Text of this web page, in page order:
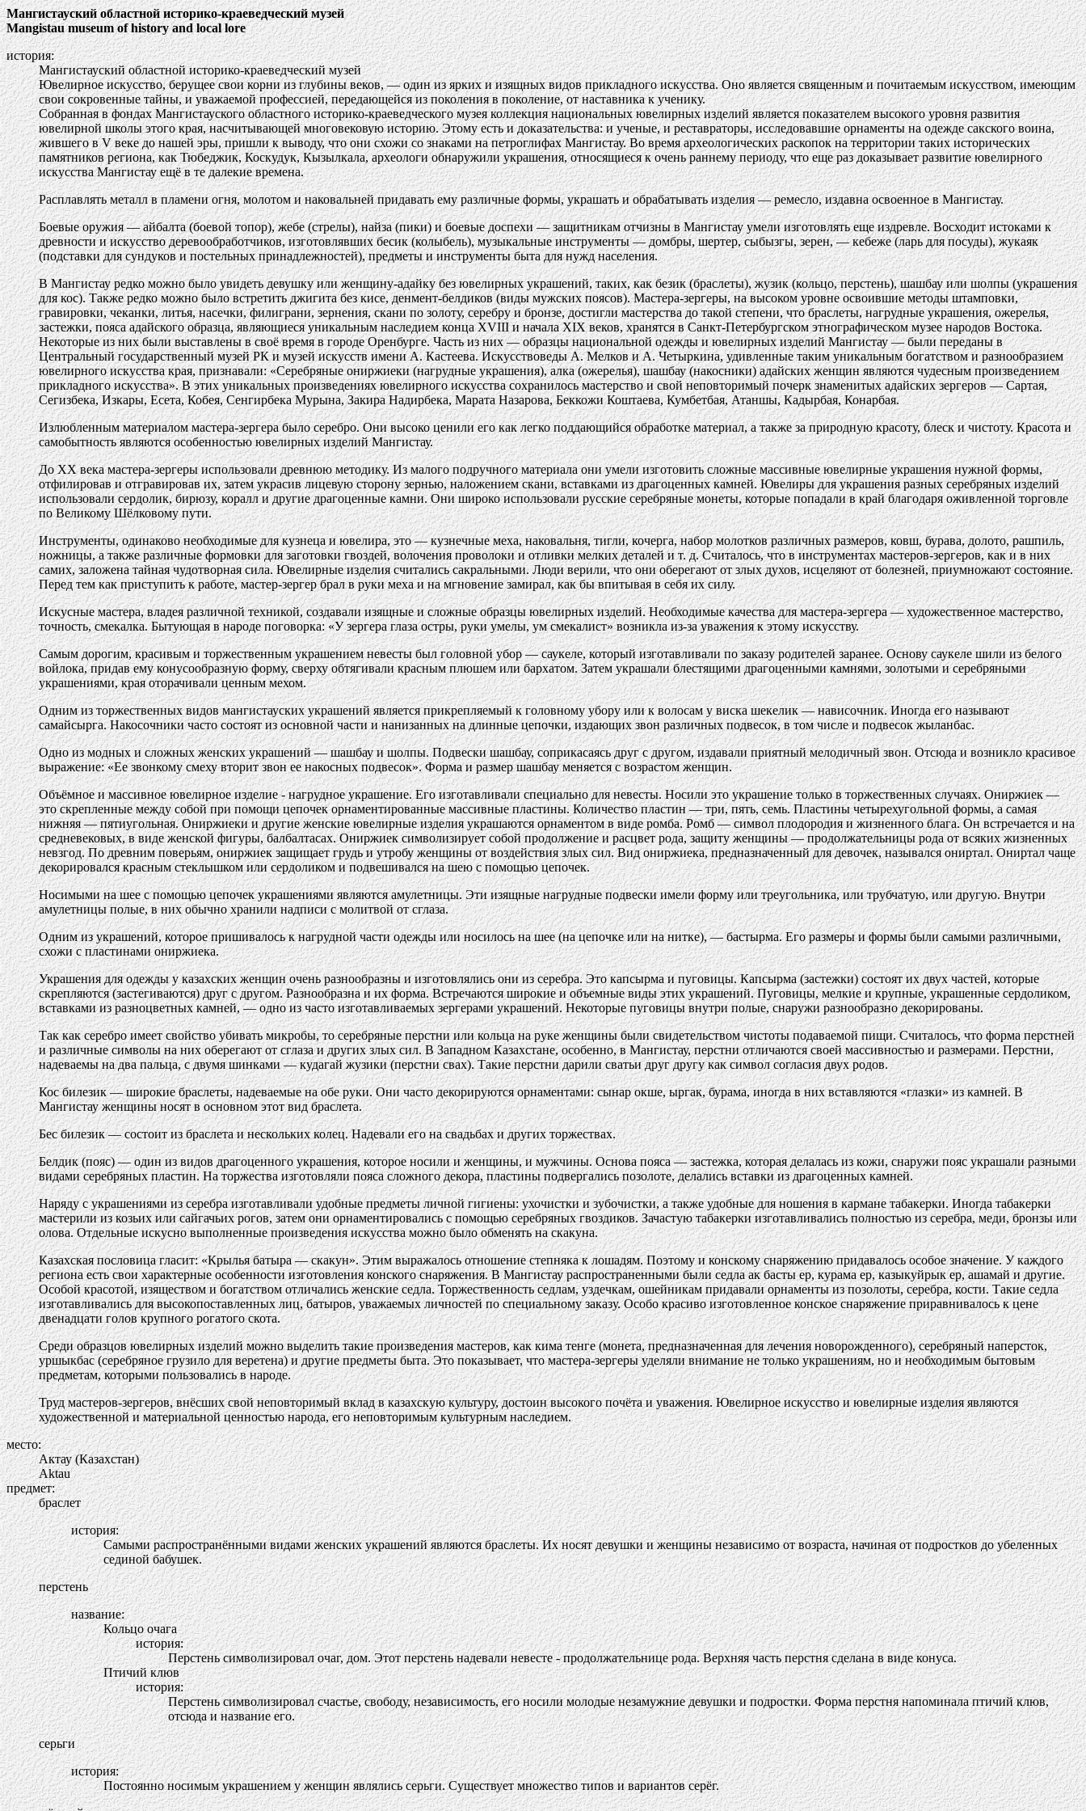
Мангистауский областной историко-краеведческий музей
Mangistau museum of history and local lore
история:
Мангистауский областной историко-краеведческий музей
Ювелирное искусство, берущее свои корни из глубины веков, — один из ярких и изящных видов прикладного искусства. Оно является священным и почитаемым искусством, имеющим
свои сокровенные тайны, и уважаемой профессией, передающейся из поколения в поколение, от наставника к ученику.
Собранная в фондах Мангистауского областного историко-краеведческого музея коллекция национальных ювелирных изделий является показателем высокого уровня развития
ювелирной школы этого края, насчитывающей многовековую историю. Этому есть и доказательства: и ученые, и реставраторы, исследовавшие орнаменты на одежде сакского воина,
жившего в V веке до нашей эры, пришли к выводу, что они схожи со знаками на петроглифах Мангистау. Во время археологических раскопок на территории таких исторических
памятников региона, как Тюбеджик, Коскудук, Кызылкала, археологи обнаружили украшения, относящиеся к очень раннему периоду, что еще раз доказывает развитие ювелирного
искусства Мангистау ещё в те далекие времена.
Расплавлять металл в пламени огня, молотом и наковальней придавать ему различные формы, украшать и обрабатывать изделия — ремесло, издавна освоенное в Мангистау.
Боевые оружия — айбалта (боевой топор), жебе (стрелы), найза (пики) и боевые доспехи — защитникам отчизны в Мангистау умели изготовлять еще издревле. Восходит истоками к
древности и искусство деревообработчиков, изготовлявших бесик (колыбель), музыкальные инструменты — домбры, шертер, сыбызгы, зерен, — кебеже (ларь для посуды), жукаяк
(подставки для сундуков и постельных принадлежностей), предметы и инструменты быта для нужд населения.
В Мангистау редко можно было увидеть девушку или женщину-адайку без ювелирных украшений, таких, как безик (браслеты), жузик (кольцо, перстень), шашбау или шолпы (украшения
для кос). Также редко можно было встретить джигита без кисе, денмент-белдиков (виды мужских поясов). Мастера-зергеры, на высоком уровне освоившие методы штамповки,
гравировки, чеканки, литья, насечки, филиграни, зернения, скани по золоту, серебру и бронзе, достигли мастерства до такой степени, что браслеты, нагрудные украшения, ожерелья,
застежки, пояса адайского образца, являющиеся уникальным наследием конца XVIII и начала XIX веков, хранятся в Санкт-Петербургском этнографическом музее народов Востока.
Некоторые из них были выставлены в своё время в городе Оренбурге. Часть из них — образцы национальной одежды и ювелирных изделий Мангистау — были переданы в
Центральный государственный музей РК и музей искусств имени А. Кастеева. Искусствоведы А. Мелков и А. Четыркина, удивленные таким уникальным богатством и разнообразием
ювелирного искусства края, признавали: «Серебряные ониржиеки (нагрудные украшения), алка (ожерелья), шашбау (накосники) адайских женщин являются чудесным произведением
прикладного искусства». В этих уникальных произведениях ювелирного искусства сохранилось мастерство и свой неповторимый почерк знаменитых адайских зергеров — Сартая,
Сегизбека, Изкары, Есета, Кобея, Сенгирбека Мурына, Закира Надирбека, Марата Назарова, Беккожи Коштаева, Кумбетбая, Атаншы, Кадырбая, Конарбая.
Излюбленным материалом мастера-зергера было серебро. Они высоко ценили его как легко поддающийся обработке материал, а также за природную красоту, блеск и чистоту. Красота и
самобытность являются особенностью ювелирных изделий Мангистау.
До XX века мастера-зергеры использовали древнюю методику. Из малого подручного материала они умели изготовить сложные массивные ювелирные украшения нужной формы,
отфилировав и отгравировав их, затем украсив лицевую сторону зернью, наложением скани, вставками из драгоценных камней. Ювелиры для украшения разных серебряных изделий
использовали сердолик, бирюзу, коралл и другие драгоценные камни. Они широко использовали русские серебряные монеты, которые попадали в край благодаря оживленной торговле
по Великому Шёлковому пути.
Инструменты, одинаково необходимые для кузнеца и ювелира, это — кузнечные меха, наковальня, тигли, кочерга, набор молотков различных размеров, ковш, бурава, долото, рашпиль,
ножницы, а также различные формовки для заготовки гвоздей, волочения проволоки и отливки мелких деталей и т. д. Считалось, что в инструментах мастеров-зергеров, как и в них
самих, заложена тайная чудотворная сила. Ювелирные изделия считались сакральными. Люди верили, что они оберегают от злых духов, исцеляют от болезней, приумножают состояние.
Перед тем как приступить к работе, мастер-зергер брал в руки меха и на мгновение замирал, как бы впитывая в себя их силу.
Искусные мастера, владея различной техникой, создавали изящные и сложные образцы ювелирных изделий. Необходимые качества для мастера-зергера — художественное мастерство,
точность, смекалка. Бытующая в народе поговорка: «У зергера глаза остры, руки умелы, ум смекалист» возникла из-за уважения к этому искусству.
Самым дорогим, красивым и торжественным украшением невесты был головной убор — саукеле, который изготавливали по заказу родителей заранее. Основу саукеле шили из белого
войлока, придав ему конусообразную форму, сверху обтягивали красным плюшем или бархатом. Затем украшали блестящими драгоценными камнями, золотыми и серебряными
украшениями, края оторачивали ценным мехом.
Одним из торжественных видов мангистауских украшений является прикрепляемый к головному убору или к волосам у виска шекелик — нависочник. Иногда его называют
самайсырга. Накосочники часто состоят из основной части и нанизанных на длинные цепочки, издающих звон различных подвесок, в том числе и подвесок жыланбас.
Одно из модных и сложных женских украшений — шашбау и шолпы. Подвески шашбау, соприкасаясь друг с другом, издавали приятный мелодичный звон. Отсюда и возникло красивое
выражение: «Ее звонкому смеху вторит звон ее накосных подвесок». Форма и размер шашбау меняется с возрастом женщин.
Объёмное и массивное ювелирное изделие - нагрудное украшение. Его изготавливали специально для невесты. Носили это украшение только в торжественных случаях. Ониржиек —
это скрепленные между собой при помощи цепочек орнаментированные массивные пластины. Количество пластин — три, пять, семь. Пластины четырехугольной формы, а самая
нижняя — пятиугольная. Ониржиеки и другие женские ювелирные изделия украшаются орнаментом в виде ромба. Ромб — символ плодородия и жизненного блага. Он встречается и на
средневековых, в виде женской фигуры, балбалтасах. Ониржиек символизирует собой продолжение и расцвет рода, защиту женщины — продолжательницы рода от всяких жизненных
невзгод. По древним поверьям, ониржиек защищает грудь и утробу женщины от воздействия злых сил. Вид ониржиека, предназначенный для девочек, назывался ониртал. Ониртал чаще
декорировался красным стеклышком или сердоликом и подвешивался на шею с помощью цепочек.
Носимыми на шее с помощью цепочек украшениями являются амулетницы. Эти изящные нагрудные подвески имели форму или треугольника, или трубчатую, или другую. Внутри
амулетницы полые, в них обычно хранили надписи с молитвой от сглаза.
Одним из украшений, которое пришивалось к нагрудной части одежды или носилось на шее (на цепочке или на нитке), — бастырма. Его размеры и формы были самыми различными,
схожи с пластинами ониржиека.
Украшения для одежды у казахских женщин очень разнообразны и изготовлялись они из серебра. Это капсырма и пуговицы. Капсырма (застежки) состоят их двух частей, которые
скрепляются (застегиваются) друг с другом. Разнообразна и их форма. Встречаются широкие и объемные виды этих украшений. Пуговицы, мелкие и крупные, украшенные сердоликом,
вставками из разноцветных камней, — одно из часто изготавливаемых зергерами украшений. Некоторые пуговицы внутри полые, снаружи разнообразно декорированы.
Так как серебро имеет свойство убивать микробы, то серебряные перстни или кольца на руке женщины были свидетельством чистоты подаваемой пищи. Считалось, что форма перстней
и различные символы на них оберегают от сглаза и других злых сил. В Западном Казахстане, особенно, в Мангистау, перстни отличаются своей массивностью и размерами. Перстни,
надеваемы на два пальца, с двумя шинками — кудагай жузики (перстни свах). Такие перстни дарили сватьи друг другу как символ согласия двух родов.
Кос билезик — широкие браслеты, надеваемые на обе руки. Они часто декорируются орнаментами: сынар окше, ыргак, бурама, иногда в них вставляются «глазки» из камней. В
Мангистау женщины носят в основном этот вид браслета.
Бес билезик — состоит из браслета и нескольких колец. Надевали его на свадьбах и других торжествах.
Белдик (пояс) — один из видов драгоценного украшения, которое носили и женщины, и мужчины. Основа пояса — застежка, которая делалась из кожи, снаружи пояс украшали разными
видами серебряных пластин. На торжества изготовляли пояса сложного декора, пластины подвергались позолоте, делались вставки из драгоценных камней.
Наряду с украшениями из серебра изготавливали удобные предметы личной гигиены: ухочистки и зубочистки, а также удобные для ношения в кармане табакерки. Иногда табакерки
мастерили из козьих или сайгачьих рогов, затем они орнаментировались с помощью серебряных гвоздиков. Зачастую табакерки изготавливались полностью из серебра, меди, бронзы или
олова. Отдельные искусно выполненные произведения искусства можно было обменять на скакуна.
Казахская пословица гласит: «Крылья батыра — скакун». Этим выражалось отношение степняка к лошадям. Поэтому и конскому снаряжению придавалось особое значение. У каждого
региона есть свои характерные особенности изготовления конского снаряжения. В Мангистау распространенными были седла ак басты ер, курама ер, казыкуйрык ер, ашамай и другие.
Особой красотой, изяществом и богатством отличались женские седла. Торжественность седлам, уздечкам, ошейникам придавали орнаменты из позолоты, серебра, кости. Такие седла
изготавливались для высокопоставленных лиц, батыров, уважаемых личностей по специальному заказу. Особо красиво изготовленное конское снаряжение приравнивалось к цене
двенадцати голов крупного рогатого скота.
Среди образцов ювелирных изделий можно выделить такие произведения мастеров, как кима тенге (монета, предназначенная для лечения новорожденного), серебряный наперсток,
уршыкбас (серебряное грузило для веретена) и другие предметы быта. Это показывает, что мастера-зергеры уделяли внимание не только украшениям, но и необходимым бытовым
предметам, которыми пользовались в народе.
Труд мастеров-зергеров, внёсших свой неповторимый вклад в казахскую культуру, достоин высокого почёта и уважения. Ювелирное искусство и ювелирные изделия являются
художественной и материальной ценностью народа, его неповторимым культурным наследием.
место:
Актау (Казахстан)
Aktau
предмет:
браслет
история:
Самыми распространёнными видами женских украшений являются браслеты. Их носят девушки и женщины независимо от возраста, начиная от подростков до убеленных
сединой бабушек.
перстень
название:
Кольцо очага
история:
Перстень символизировал очаг, дом. Этот перстень надевали невесте - продолжательнице рода. Верхняя часть перстня сделана в виде конуса.
Птичий клюв
история:
Перстень символизировал счастье, свободу, независимость, его носили молодые незамужние девушки и подростки. Форма перстня напоминала птичий клюв,
отсюда и название его.
серьги
история:
Постоянно носимым украшением у женщин являлись серьги. Существует множество типов и вариантов серёг.